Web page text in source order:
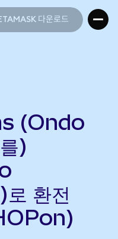
다운로드
(Ondo
)
환전